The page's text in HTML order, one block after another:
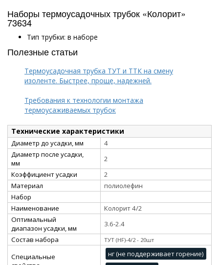
Наборы термоусадочных трубок «Колорит»
73634
Тип трубки: в наборе
Полезные статьи
Термоусадочная трубка ТУТ и ТТК на смену
изоленте. Быстрее, проще, надежней.
Требования к технологии монтажа
термоусаживаемых трубок
Технические характеристики
Диаметр до усадки, мм
4
Диаметр после усадки,
мм
2
Коэффициент усадки
2
Материал
полиолефин
Набор
Наименование
Колорит 4/2
Оптимальный
диапазон усадки, мм
3.6-2.4
Состав набора
ТУТ (HF)-4/2 - 20шт
Специальные
нг (не поддерживает горение)